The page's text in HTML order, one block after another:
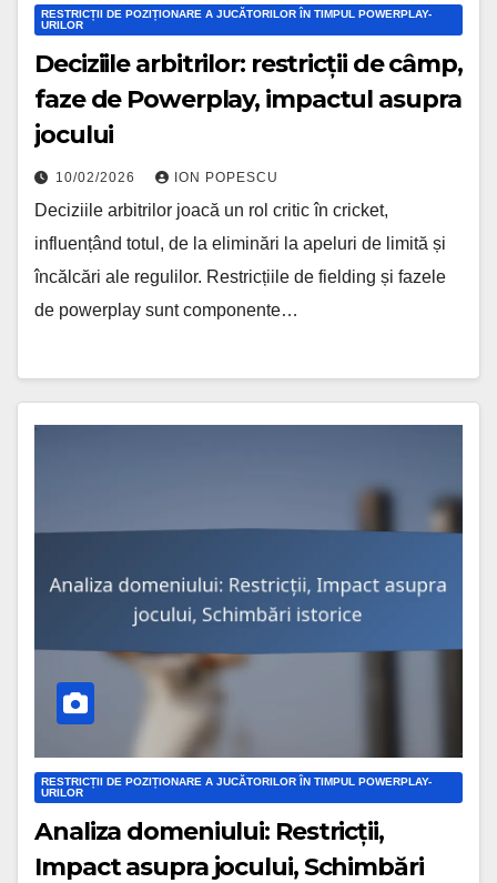
RESTRICȚII DE POZIȚIONARE A JUCĂTORILOR ÎN TIMPUL POWERPLAY-
URILOR
Deciziile arbitrilor: restricții de câmp,
faze de Powerplay, impactul asupra
jocului
10/02/2026 ION POPESCU
Deciziile arbitrilor joacă un rol critic în cricket,
influențând totul, de la eliminări la apeluri de limită și
încălcări ale regulilor. Restricțiile de fielding și fazele
de powerplay sunt componente…
RESTRICȚII DE POZIȚIONARE A JUCĂTORILOR ÎN TIMPUL POWERPLAY-
URILOR
Analiza domeniului: Restricții,
Impact asupra jocului, Schimbări